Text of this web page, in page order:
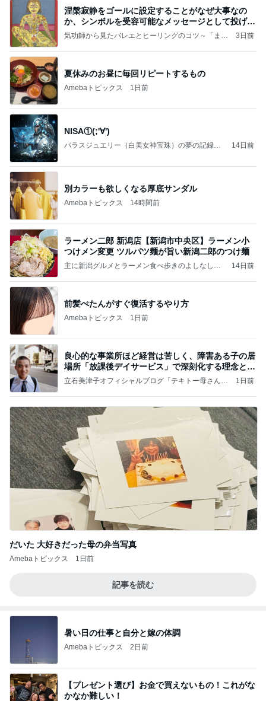
涅槃寂静をゴールに設定することがなぜ大事なの
か、シンボルを受容可能なメッセージとして投げる
ことが
気功師から見たバレエとヒーリングのコツ～「まと
3日前
夏休みのお昼に毎回リピートするもの
Amebaトピックス 1日前
NISA①(;'∀')
パラスジュエリー（白美女神宝珠）の夢の記録
14日前
別カラーも欲しくなる厚底サンダル
Amebaトピックス 14時間前
ラーメン二郎 新潟店【新潟市中央区】ラーメン小
つけメン変更 ツルパツ麺が旨い新潟二郎のつけ麺
主に新潟グルメとラーメン食べ歩きのよしなしご
14日前
前髪ぺたんがすぐ復活するやり方
Amebaトピックス 1日前
良心的な事業所ほど経営は苦しく、障害ある子の居
場所「放課後デイサービス」で深刻化する理念と現
実の
立石美津子オフィシャルブログ「テキトー母さんの
1日前
だいた 大好きだった母の弁当写真
Amebaトピックス 1日前
記事を読む
暑い日の仕事と自分と嫁の体調
Amebaトピックス 2日前
【プレゼント選び】お金で買えないもの！これがな
かなか難しい！